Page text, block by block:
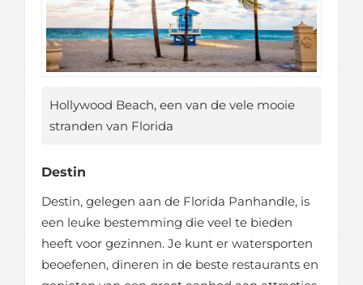
Hollywood Beach, een van de vele mooie
stranden van Florida
Destin
Destin, gelegen aan de Florida Panhandle, is
een leuke bestemming die veel te bieden
heeft voor gezinnen. Je kunt er watersporten
beoefenen, dineren in de beste restaurants en